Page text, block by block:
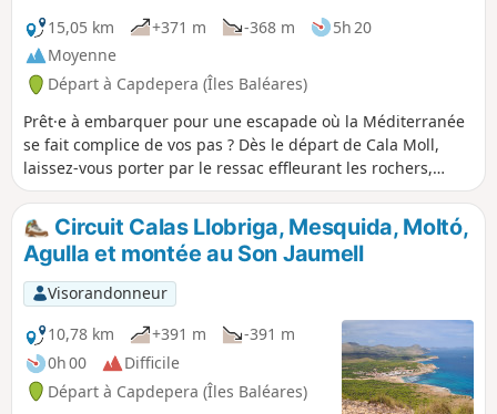
15,05 km
+371 m -368 m
5h 20
Moyenne
Départ à Capdepera (Îles Baléares)
Prêt·e à embarquer pour une escapade où la Méditerranée
se fait complice de vos pas ? Dès le départ de Cala Moll,
laissez-vous porter par le ressac effleurant les rochers,
tandis que le sentier dévoile criques nacrées et falaises
baignées de lumière. Vous traverserez d’abord les criques
secrètes de Na Tocanera, refuge des goélands et écrin de
parfums marins, avant que les panoramas s’élargissent sur
les caps escarpés de Capdepera. Enfin, c’est à Provensals,
avec ses ruelles pastel et son atmosphère chaleureuse, que
s’achève cette boucle côtière, en beauté et en sérénité.
Circuit Calas Llobriga, Mesquida, Moltó,
Agulla et montée au Son Jaumell
Visorandonneur
10,78 km
+391 m
-391 m
0h 00
Difficile
Départ à Capdepera (Îles Baléares)